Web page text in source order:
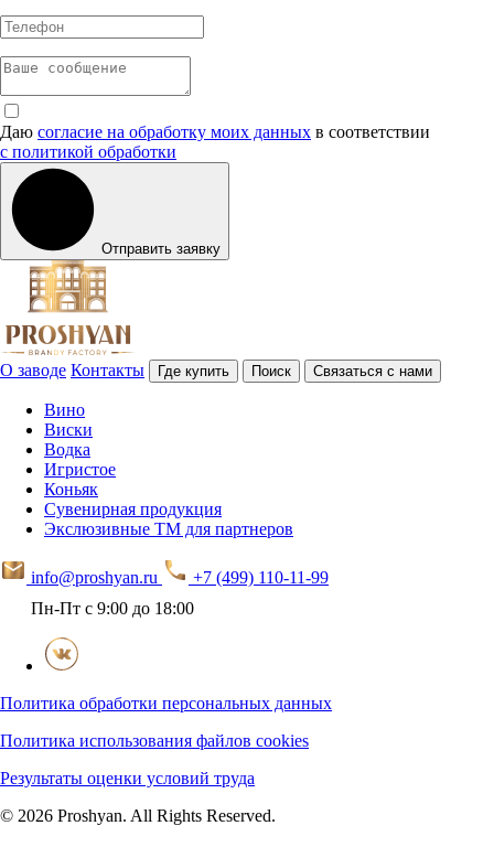
Даю согласие на обработку моих данных в соответствии
с политикой обработки
Отправить заявку
О заводе Контакты Где купить Поиск Связаться с нами
Вино
Виски
Водка
Игристое
Коньяк
Сувенирная продукция
Экслюзивные ТМ для партнеров
info@proshyan.ru
+7 (499) 110-11-99
Пн-Пт с 9:00 до 18:00
Политика обработки персональных данных
Политика использования файлов cookies
Результаты оценки условий труда
© 2026 Proshyan. All Rights Reserved.